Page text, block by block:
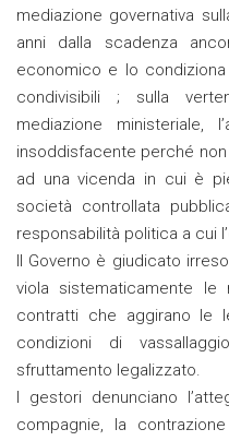
mediazione governativa
anni dalla scadenza
economico e lo
condivisibili ; sulla
mediazione ministeriale,
insoddisfacente perché
ad una vicenda in cui è
società controllata
responsabilità politica a cui
Il Governo è giudicato
viola sistematicamente
contratti che aggirano le
condizioni di
sfruttamento legalizzato.
I gestori denunciano
compagnie, la